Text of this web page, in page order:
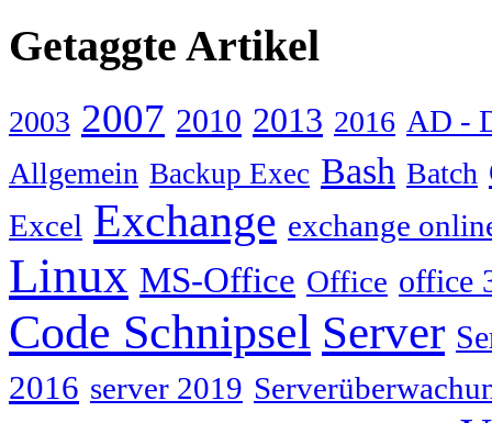
Getaggte Artikel
2003 2007 2010 2013 2016 AD -
Allgemein Backup Exec Bash Batch
Excel Exchange exchange
Linux MS-Office Office office
Code Schnipsel Server
2016 server 2019